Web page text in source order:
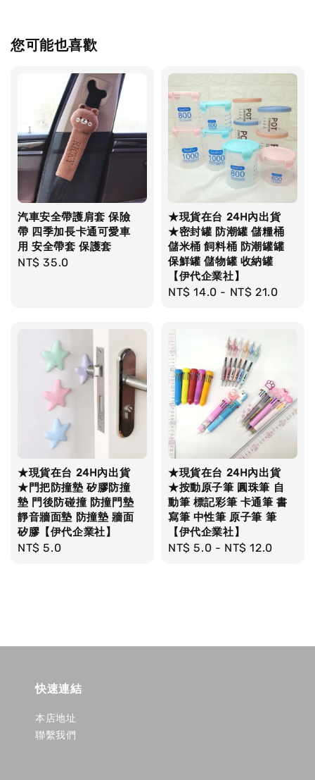
您可能也喜歡
汽車安全帶護肩套 保險
帶 四季加長卡通可愛車
用 安全帶套 保護套
Regular
NT$ 35.0
★現貨在台 24H內出貨
★密封罐 防潮罐 儲糧桶
儲米桶 飼料桶 防潮罐罐
保鮮罐 儲物罐 收納罐
【伊代企業社】
Regular
NT$ 14.0 - NT$ 21.0
★現貨在台 24H內出貨
★門把防撞墊 矽膠防撞
墊 門後防碰撞 防撞門墊
靜音牆面墊 防撞墊 牆面
矽膠【伊代企業社】
Regular
NT$ 5.0
★現貨在台 24H內出貨
★按動原子筆 圓珠筆 自
動筆 標記彩筆 卡通筆 書
寫筆 中性筆 原子筆 筆
【伊代企業社】
Regular
NT$ 5.0 - NT$ 12.0
快速連結
本店地址
聯繫我們